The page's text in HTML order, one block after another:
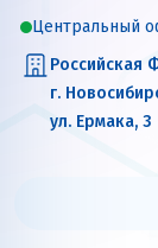
Центральный
Российская
г.
ул. Ермака, 3